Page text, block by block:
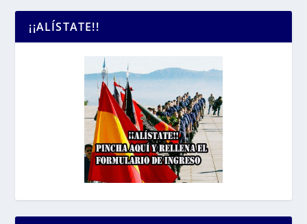
¡¡ALÍSTATE!!